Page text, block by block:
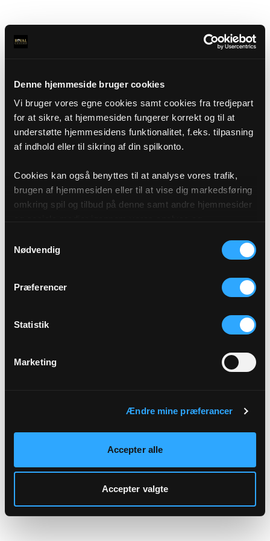
Denne hjemmeside bruger cookies
Vi bruger vores egne cookies samt cookies fra tredjepart
for at sikre, at hjemmesiden fungerer korrekt og til at
understøtte hjemmesidens funktionalitet, f.eks. tilpasning
af indhold eller til sikring af din spilkonto.
Cookies kan også benyttes til at analyse vores trafik,
brugen af hjemmesiden eller til at vise dig markedsføring
omkring spil og tilbud på denne samt andre hjemmesider
af cookies under "Detaljer" eller ved at klikke videre til
vores Cookiepolitik, som du finder i bunden af vores
Nødvendig
Præferencer
Statistik
Marketing
Ændre mine præferancer
Accepter alle
Accepter valgte